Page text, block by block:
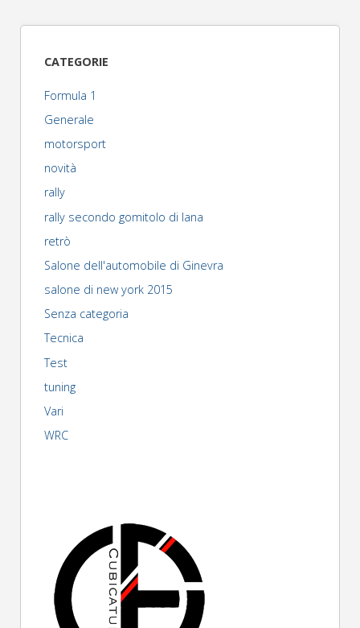
degli
articoli
CATEGORIE
Formula 1
Generale
motorsport
novità
rally
rally secondo gomitolo di lana
retrò
Salone dell'automobile di Ginevra
salone di new york 2015
Senza categoria
Tecnica
Test
tuning
Vari
WRC